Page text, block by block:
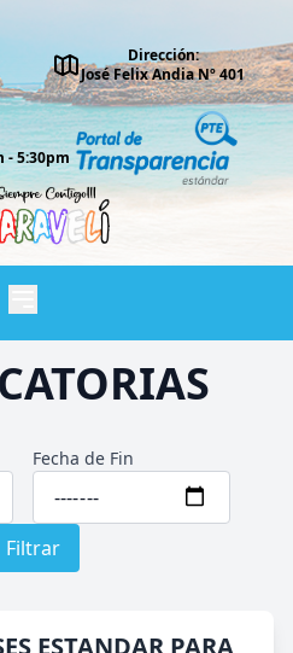
Dirección:
José Felix Andia Nº 401
- 5:30pm
Fecha de Fin
Filtrar
ESTANDAR PARA